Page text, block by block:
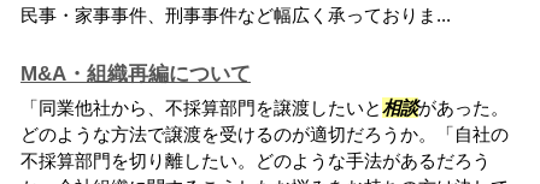
民事・家事事件、刑事事件など幅広く承っておりま...
M&A・組織再編について
「同業他社から、不採算部門を譲渡したいと相談があった。
どのような方法で譲渡を受けるのが適切だろうか。「自社の
不採算部門を切り離したい。どのような手法があるだろう